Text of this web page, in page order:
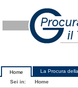
Home La Procura
Sei in:
Home